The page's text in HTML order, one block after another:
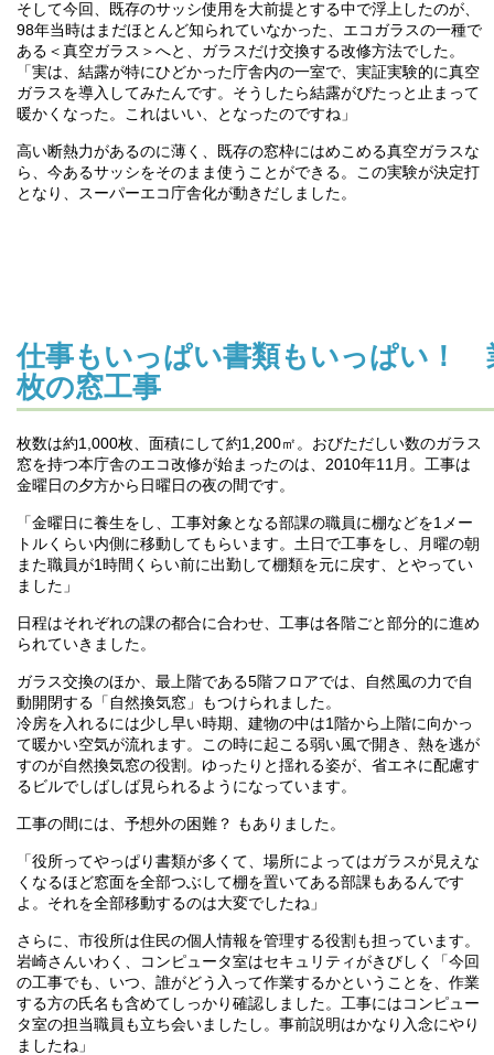
そして今回、既存のサッシ使用を大前提とする中で浮上したのが、
98年当時はまだほとんど知られていなかった、エコガラスの一種で
ある＜真空ガラス＞へと、ガラスだけ交換する改修方法でした。
「実は、結露が特にひどかった庁舎内の一室で、実証実験的に真空
ガラスを導入してみたんです。そうしたら結露がぴたっと止まって
暖かくなった。これはいい、となったのですね」
高い断熱力があるのに薄く、既存の窓枠にはめこめる真空ガラスな
ら、今あるサッシをそのまま使うことができる。この実験が決定打
となり、スーパーエコ庁舎化が動きだしました。
仕事もいっぱい書類もいっぱい！
枚の窓工事
枚数は約1,000枚、面積にして約1,200㎡。おびただしい数のガラス
窓を持つ本庁舎のエコ改修が始まったのは、2010年11月。工事は
金曜日の夕方から日曜日の夜の間です。
「金曜日に養生をし、工事対象となる部課の職員に棚などを1メー
トルくらい内側に移動してもらいます。土日で工事をし、月曜の朝
また職員が1時間くらい前に出勤して棚類を元に戻す、とやってい
ました」
日程はそれぞれの課の都合に合わせ、工事は各階ごと部分的に進め
られていきました。
ガラス交換のほか、最上階である5階フロアでは、自然風の力で自
動開閉する「自然換気窓」もつけられました。
冷房を入れるには少し早い時期、建物の中は1階から上階に向かっ
て暖かい空気が流れます。この時に起こる弱い風で開き、熱を逃が
すのが自然換気窓の役割。ゆったりと揺れる姿が、省エネに配慮す
るビルでしばしば見られるようになっています。
工事の間には、予想外の困難？ もありました。
「役所ってやっぱり書類が多くて、場所によってはガラスが見えな
くなるほど窓面を全部つぶして棚を置いてある部課もあるんです
よ。それを全部移動するのは大変でしたね」
さらに、市役所は住民の個人情報を管理する役割も担っています。
岩崎さんいわく、コンピュータ室はセキュリティがきびしく「今回
の工事でも、いつ、誰がどう入って作業するかということを、作業
する方の氏名も含めてしっかり確認しました。工事にはコンピュー
タ室の担当職員も立ち会いましたし。事前説明はかなり入念にやり
ましたね」